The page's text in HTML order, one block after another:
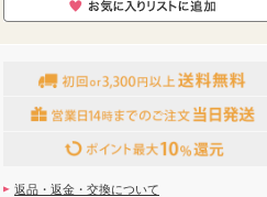
返品・返金・交換について